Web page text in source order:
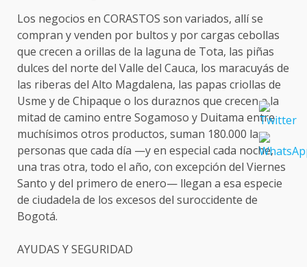
Los negocios en CORASTOS son variados, allí se
compran y venden por bultos y por cargas cebollas
que crecen a orillas de la laguna de Tota, las piñas
dulces del norte del Valle del Cauca, los maracuyás de
las riberas del Alto Magdalena, las papas criollas de
Usme y de Chipaque o los duraznos que crecen a la
mitad de camino entre Sogamoso y Duitama entre
muchísimos otros productos, suman 180.000 las
personas que cada día —y en especial cada noche,
una tras otra, todo el año, con excepción del Viernes
Santo y del primero de enero— llegan a esa especie
de ciudadela de los excesos del suroccidente de
Bogotá.
AYUDAS Y SEGURIDAD